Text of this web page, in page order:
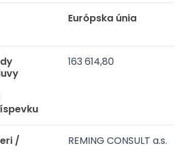
Európska únia
163 614,80
/
REMING CONSULT a.s.